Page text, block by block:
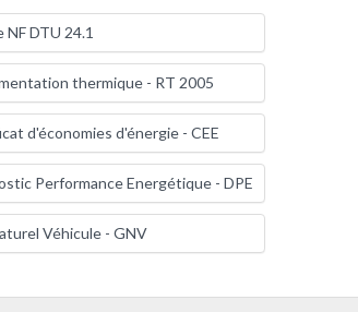
NF DTU 24.1
thermique - RT 2005
d'économies d'énergie - CEE
Performance Energétique - DPE
Véhicule - GNV